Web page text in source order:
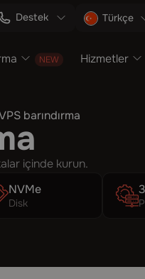
Destek Türkçe
Hizmetler
barındırma
içinde kurun.
NVMe
Disk